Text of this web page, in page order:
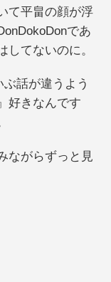
て平畠の顔が浮
であ
してないのに。
話が違うよう
好きなんです
ながらずっと見